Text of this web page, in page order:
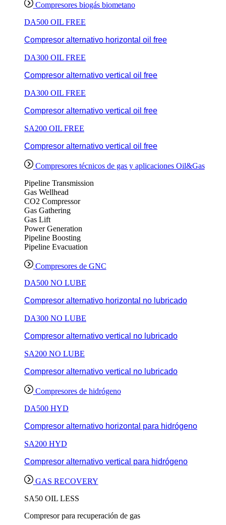
Compresores biogás biometano
DA500 OIL FREE
Compresor alternativo horizontal oil free
DA300 OIL FREE
Compresor alternativo vertical oil free
DA300 OIL FREE
Compresor alternativo vertical oil free
SA200 OIL FREE
Compresor alternativo vertical oil free
Compresores técnicos de gas y aplicaciones Oil&Gas
Pipeline Transmission
Gas Wellhead
CO2 Compressor
Gas Gathering
Gas Lift
Power Generation
Pipeline Boosting
Pipeline Evacuation
Compresores de GNC
DA500 NO LUBE
Compresor alternativo horizontal no lubricado
DA300 NO LUBE
Compresor alternativo vertical no lubricado
SA200 NO LUBE
Compresor alternativo vertical no lubricado
Compresores de hidrógeno
DA500 HYD
Compresor alternativo horizontal para hidrógeno
SA200 HYD
Compresor alternativo vertical para hidrógeno
GAS RECOVERY
SA50 OIL LESS
Compresor para recuperación de gas